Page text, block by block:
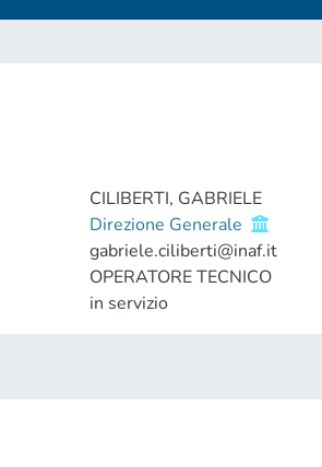
CILIBERTI, GABRIELE
Direzione Generale
gabriele.ciliberti@inaf.it
OPERATORE TECNICO
in servizio